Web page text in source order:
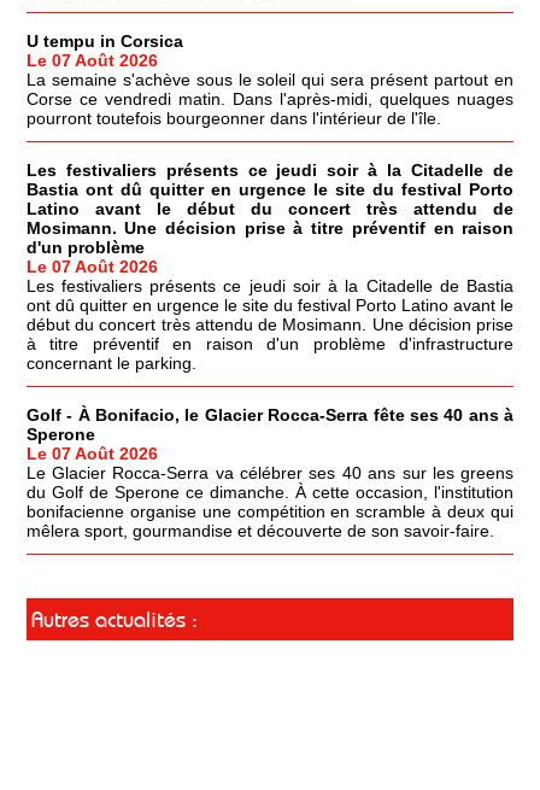
U tempu in Corsica
Le 07 Août 2026
La semaine s'achève sous le soleil qui sera présent partout en
Corse ce vendredi matin. Dans l'après-midi, quelques nuages
pourront toutefois bourgeonner dans l'intérieur de l'île.
Les festivaliers présents ce jeudi soir à la Citadelle de
Bastia ont dû quitter en urgence le site du festival Porto
Latino avant le début du concert très attendu de
Mosimann. Une décision prise à titre préventif en raison
d'un problème
Le 07 Août 2026
Les festivaliers présents ce jeudi soir à la Citadelle de Bastia
ont dû quitter en urgence le site du festival Porto Latino avant le
début du concert très attendu de Mosimann. Une décision prise
à titre préventif en raison d'un problème d'infrastructure
concernant le parking.
Golf - À Bonifacio, le Glacier Rocca-Serra fête ses 40 ans à
Sperone
Le 07 Août 2026
Le Glacier Rocca-Serra va célébrer ses 40 ans sur les greens
du Golf de Sperone ce dimanche. À cette occasion, l'institution
bonifacienne organise une compétition en scramble à deux qui
mêlera sport, gourmandise et découverte de son savoir-faire.
Autres actualités :